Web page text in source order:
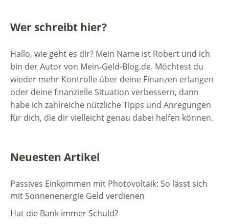
Wer schreibt hier?
Hallo, wie geht es dir? Mein Name ist Robert und ich
bin der Autor von Mein-Geld-Blog.de. Möchtest du
wieder mehr Kontrolle über deine Finanzen erlangen
oder deine finanzielle Situation verbessern, dann
habe ich zahlreiche nützliche Tipps und Anregungen
für dich, die dir vielleicht genau dabei helfen können.
Neuesten Artikel
Passives Einkommen mit Photovoltaik: So lässt sich
mit Sonnenenergie Geld verdienen
Hat die Bank immer Schuld?